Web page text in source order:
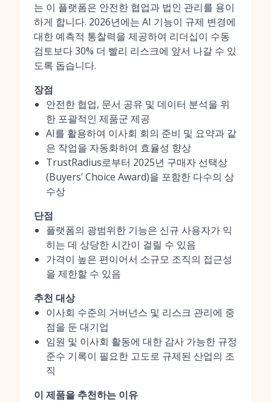
는 이 플랫폼은 안전한 협업과 법인 관리를 용이
하게 합니다. 2026년에는 AI 기능이 규제 변경에
대한 예측적 통찰력을 제공하여 리더십이 수동
검토보다 30% 더 빨리 리스크에 앞서 나갈 수 있
도록 돕습니다.
장점
안전한 협업, 문서 공유 및 데이터 분석을 위
한 포괄적인 제품군 제공
AI를 활용하여 이사회 회의 준비 및 요약과 같
은 작업을 자동화하여 효율성 향상
TrustRadius로부터 2025년 구매자 선택상
(Buyers’ Choice Award)을 포함한 다수의 상
수상
단점
플랫폼의 광범위한 기능은 신규 사용자가 익
히는 데 상당한 시간이 걸릴 수 있음
가격이 높은 편이어서 소규모 조직의 접근성
을 제한할 수 있음
추천 대상
이사회 수준의 거버넌스 및 리스크 관리에 중
점을 둔 대기업
임원 및 이사회 활동에 대한 감사 가능한 규정
준수 기록이 필요한 고도로 규제된 산업의 조
직
이 제품을 추천하는 이유